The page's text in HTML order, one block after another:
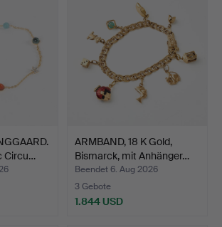
Circu…
ARMBAND, 18 K Gold,
Bismarck, mit Anhänger…
Beendet 6. Aug 2026
3 Gebote
1.844 USD